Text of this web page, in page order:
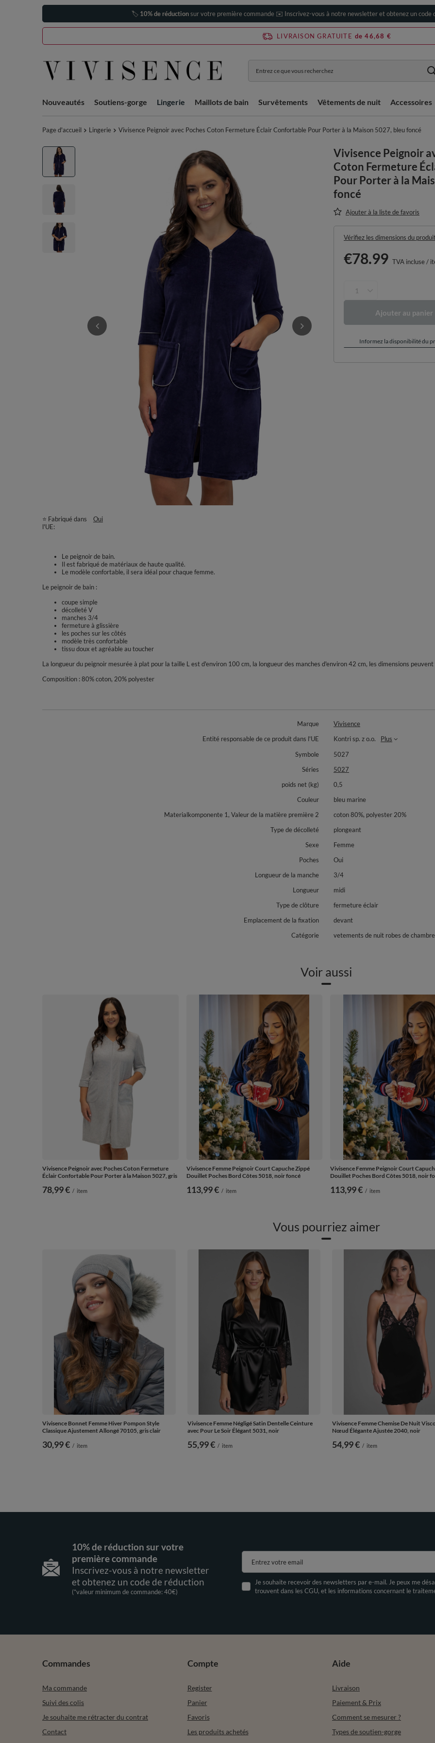
🏷️ 10% de réductionsur votre première commande ✉️ Inscrivez-vous à notre newsletter et obtenez un code
LIVRAISON GRATUITE de 46,68 €
Nouveautés Soutiens-gorge Lingerie Maillots de bain Survêtements Vêtements de nuit Accessoires
Page d'accueil Lingerie Vivisence Peignoir avec Poches Coton Fermeture Éclair Confortable Pour Porter à la Maison 5027, bleu foncé
⭐ Fabriqué dans
l'UE
Oui
Vivisence Peignoir
Coton Fermeture
Pour Porter à la
foncé
Ajouter à la liste de favoris
Vérifiez les dimensions du
€78.99 TVA incluse/
Ajouter au panier
Informez la disponibilité du
Le peignoir de bain.
Il est fabriqué de matériaux de haute qualité.
Le modèle confortable, il sera idéal pour chaque femme.
Le peignoir de bain :
coupe simple
décolleté V
manches 3/4
fermeture à glissière
les poches sur les côtés
modèle très confortable
tissu doux et agréable au toucher
La longueur du peignoir mesurée à plat pour la taille L est d'environ 100 cm, la longueur des manches d'environ 42 cm, les dimensions
Composition : 80% coton, 20% polyester
Marque
Vivisence
Entité responsable de ce produit dans l'UE
Kontri sp. z o.o.
Plus
Symbole
5027
Séries
5027
poids net (kg)
0,5
Couleur
bleu marine
Materialkomponente 1, Valeur de la matière première 2
coton 80%, polyester 20%
Type de décolleté
plongeant
Sexe
Femme
Poches
Oui
Longueur de la manche
3/4
Longueur
midi
Type de clôture
fermeture éclair
Emplacement de la fixation
devant
Catégorie
vetements de nuit robes de chambre
Voir aussi
Vivisence Peignoir avec Poches Coton Fermeture
Éclair Confortable Pour Porter à la Maison 5027, gris
78,99 € / item
Vivisence Femme Peignoir Court Capuche Zippé
Douillet Poches Bord Côtes 5018, noir foncé
113,99 € / item
Vivisence Femme Peignoir Court
Douillet Poches Bord Côtes 5018, noir
113,99 € / item
Vous pourriez aimer
Vivisence Bonnet Femme Hiver Pompon Style
Classique Ajustement Allongé 70105, gris clair
30,99 € / item
Vivisence Femme Négligé Satin Dentelle Ceinture
avec Pour Le Soir Élégant 5031, noir
55,99 € / item
Vivisence Femme Chemise De Nuit
Nœud Élégante Ajustée 2040, noir
54,99 € / item
10% de réduction sur votre
première commande
Inscrivez-vous à notre newsletter
et obtenez un code de réduction
(*valeur minimum de commande: 40€)
Entrez votre email
Je souhaite recevoir des newsletters par e-mail. Je peux me
trouvent dans les CGU, et les informations concernant le
Commandes
Ma commande
Suivi des colis
Je souhaite me rétracter du contrat
Contact
Compte
Register
Panier
Favoris
Les produits achetés
Aide
Livraison
Paiement & Prix
Comment se mesurer ?
Types de soutien-gorge